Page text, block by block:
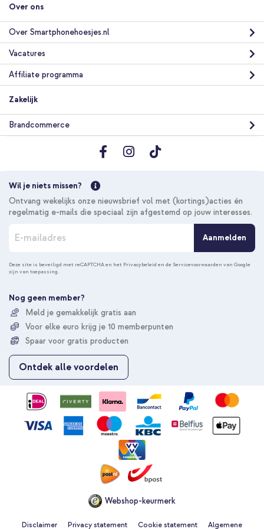
€ 32,99 € 31,49
In winkelmandje
Gratis
imoshion Trifold Bookcase Apple iPad 6 (2018) 9.7 inch / iPad 5
(2017) 9.7 inch / Air 2 (2014)/Air 1 (2013) - Donkergroen + Luxe
Zwart
10% korting
€ 46,98 € 44,08
Gratis
Over ons
Over Smartphonehoesjes.nl
Vacatures
Affiliate programma
Zakelijk
Brandcommerce
Wil je niets missen?
Ontvang wekelijks onze nieuwsbrief vol met (kortings)acties én
regelmatig e-mails die speciaal zijn afgestemd op jouw interesses.
n
n
e
u
o
p
z
Aanmelden
Deze site is beveiligd met reCAPTCHA en het Privacybeleid en de Servicevoorwaarden van Google
zijn van toepassing.
Nog geen member?
Meld je gemakkelijk gratis aan
Voor elke euro krijg je 10 memberpunten
Spaar voor gratis producten
Ontdek alle voordelen
Webshop-keurmerk
Disclaimer Privacy statement Cookie statement Algemene